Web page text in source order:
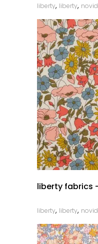
liberty, liberty,
liberty fabrics
liberty, liberty,